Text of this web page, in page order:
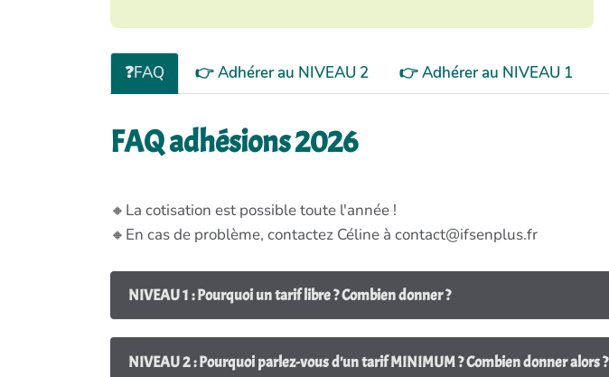
❓FAQ 👉 Adhérer au NIVEAU 2 👉 Adhérer au NIVEAU 1
FAQ adhésions 2026
🔸La cotisation est possible toute l'année !
🔸En cas de problème, contactez Céline à contact@ifsenplus.fr
NIVEAU 1 : Pourquoi un tarif libre ? Combien donner ?
NIVEAU 2 : Pourquoi parlez-vous d'un tarif MINIMUM ? Combien donner alors ?